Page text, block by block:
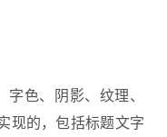
色、阴影、纹理、
现的，包括标题文字